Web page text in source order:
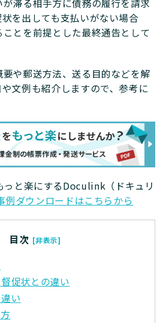
滞る相手方に債務の履行を請求
を出しても支払いがない場合
とを前提とした最終通告として
や郵送方法、送る目的などを解
文例も紹介しますので、参考に
っと楽にするDoculink（ドキュリ
例ダウンロードはこちらから
目次 [非表示]
促状との違い
い